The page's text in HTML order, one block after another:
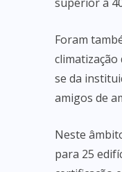
Foram
climatização
se da
amigos de
Neste
para 25